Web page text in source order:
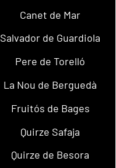
Canet de Mar
Salvador de Guardiola
Pere de Torelló
La Nou de Berguedà
Fruitós de Bages
Quirze Safaja
Quirze de Besora